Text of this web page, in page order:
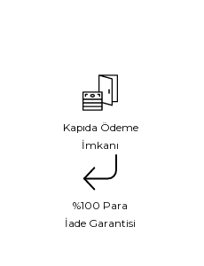
Kapıda Ödeme
İmkanı
%100 Para
İade Garantisi